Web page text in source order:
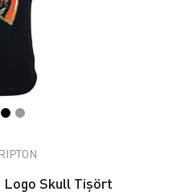
Logo Skull Tişört